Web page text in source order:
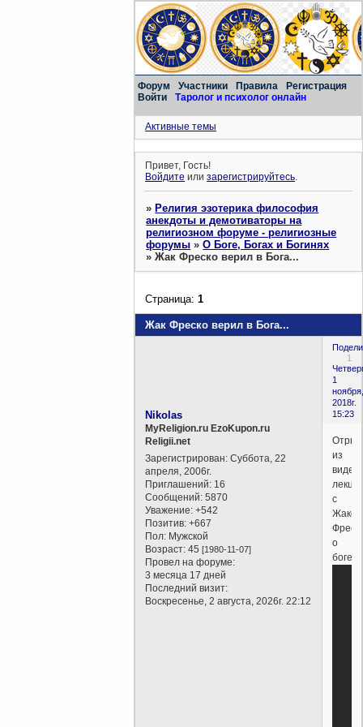
Форум Участники Правила
Регистрация
Войти
Таролог и психолог онлайн
Активные темы
Привет, Гость!
Войдите илизарегистрируйтесь.
»Религия эзотерика философия
анекдоты и демотиваторы на
религиозном форуме - религиозные
форумы »О Боге, Богах и Богинях
»Жак Фреско верил в Бога...
Жак Фреско верил в Бога...
Страница:1
1
1
ноября,
2018г.
15:23
Nikolas
MyReligion.ru EzoKupon.ru
Religii.net
Зарегистрирован: Суббота, 22
апреля, 2006г.
Приглашений: 16
Сообщений: 5870
Уважение: +542
Позитив: +667
Пол: Мужской
Возраст: 45[1980-11-07]
Провел на форуме:
3 месяца 17 дней
Последний визит:
Воскресенье, 2 августа, 2026г. 22:12
из
видео
с
Жаком
о
боге...